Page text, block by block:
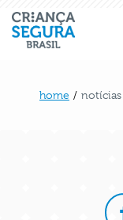
home / notícias